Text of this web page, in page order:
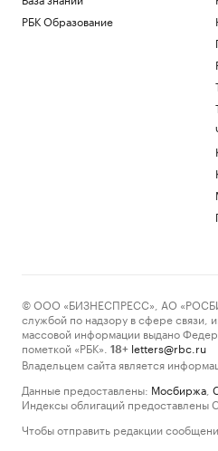
РБК Образование
© ООО «БИЗНЕСПРЕСС», АО
службой по надзору в сфере связи,
массовой информации выдано
пометкой «РБК».
18+ letters@rbc.ru
Владельцем сайта является
Данные предоставлены: Мосбиржа
Индексы облигаций предоставлены
Чтобы отправить редакции